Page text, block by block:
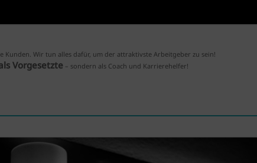
Wir tun alles dafür, um der attraktivste Arbeitgeber zu sein!
Vorgesetzte – sondern als Coach und Karrierehelfer!